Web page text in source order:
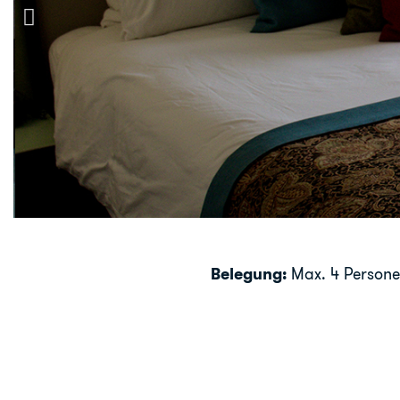
Belegung: Max. 4